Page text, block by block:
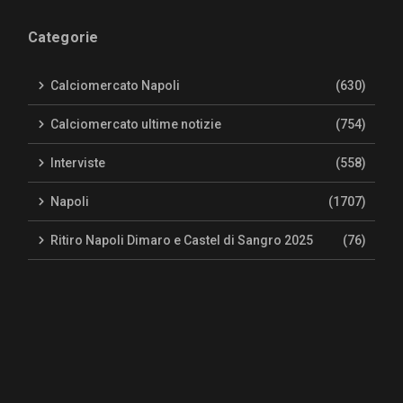
Categorie
Calciomercato Napoli (630)
Calciomercato ultime notizie (754)
Interviste (558)
Napoli (1707)
Ritiro Napoli Dimaro e Castel di Sangro 2025 (76)